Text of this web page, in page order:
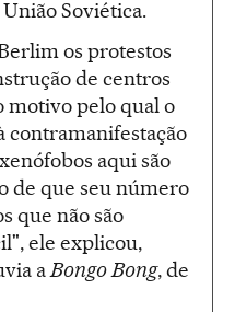
Soviética.
os protestos
de centros
motivo pelo qual o
contramanifestação
aqui são
de que seu número
que não são
ele explicou,
aBongo Bong, de